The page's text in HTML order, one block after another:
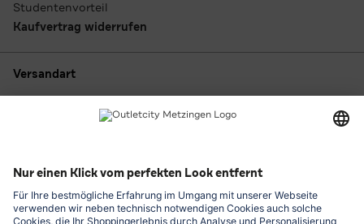
Studentenvorteil
Kaufvertrag widerrufen
Versandart